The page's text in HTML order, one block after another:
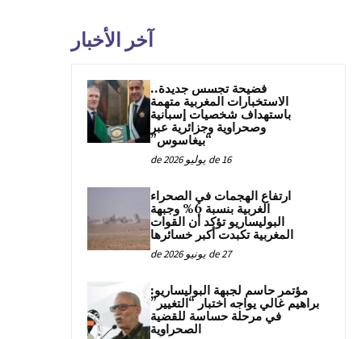
آخر الأخبار
فضيحة تجسس جديدة..
الاستخبارات المغربية متهمة
باستهداف شخصيات إسبانية
وصحراوية وجزائرية عبر
“بيغاسوس”
16 de يوليو de 2026
ارتفاع الهجمات في الصحراء
الغربية بنسبة 6% وجبهة
البوليساريو تؤكد أن القوات
المغربية تكبدت أكبر خسائرها
27 de يونيو de 2026
مؤتمر حاسم لجبهة البوليساريو:
براهيم غالي يواجه اختبار “التغيير”
في مرحلة حساسة للقضية
الصحراوية